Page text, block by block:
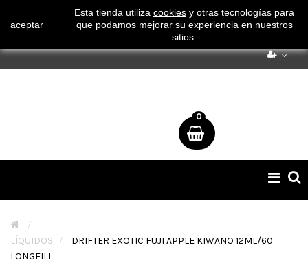
¡ Consigue tu envío gratuito por compras superiores a 50€
!
0
de
>
LÍQUIDOS
>
DRIFTER EXOTIC FUJI APPLE KIWANO 12ML/60
LONGFILL
aceptar
Esta tienda utiliza cookies y otras tecnologías para
que podamos mejorar su experiencia en nuestros
sitios.